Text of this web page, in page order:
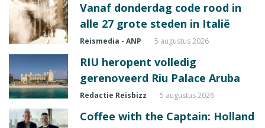
Vanaf donderdag code rood in
alle 27 grote steden in Italië
Reismedia - ANP 5 augustus 2026
RIU heropent volledig
gerenoveerd Riu Palace Aruba
Redactie Reisbizz 5 augustus 2026
Coffee with the Captain: Holland